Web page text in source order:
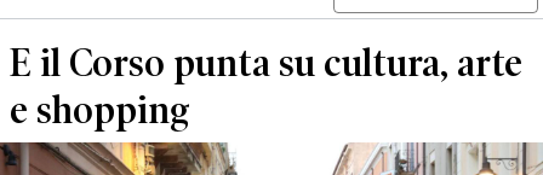
E il Corso punta su cultura, arte
e shopping